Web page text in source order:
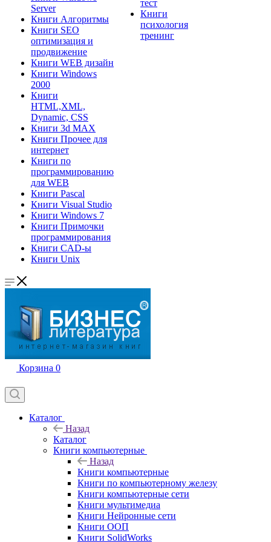
Server
Книги Алгоритмы
Книги SEO
оптимизация и
продвижение
Книги WEB дизайн
Книги Windows
2000
Книги
HTML,XML,
Dynamic, CSS
Книги 3d MAX
Книги Прочее для
интернет
Книги по
программированию
для WEB
Книги Pascal
Книги Visual Studio
Книги Windows 7
Книги Примочки
программирования
Книги CAD-ы
Книги Unix
тест
Книги
психология
тренинг
Корзина 0
Каталог
Назад
Каталог
Книги компьютерные
Назад
Книги компьютерные
Книги по компьютерному железу
Книги компьютерные сети
Книги мультимедиа
Книги Нейронные сети
Книги ООП
Книги SolidWorks